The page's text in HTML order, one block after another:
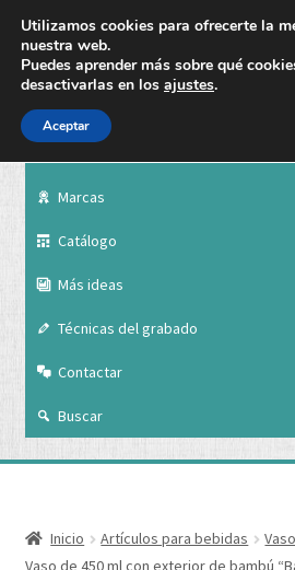
Marcas
Catálogo
Más ideas
Técnicas del grabado
Contactar
Buscar
Nuestra empresa
Inicio Artículos para bebidas
Vaso de 450 ml con exterior de bambú
Utilizamos cookies para ofrecerte la
nuestra web.
Puedes aprender más sobre qué
desactivarlas en los ajustes.
Aceptar